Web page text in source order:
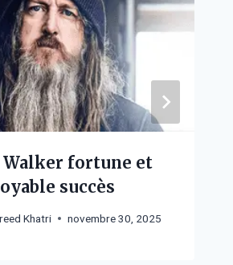
Walker fortune et
succès
Khatri novembre 30, 2025